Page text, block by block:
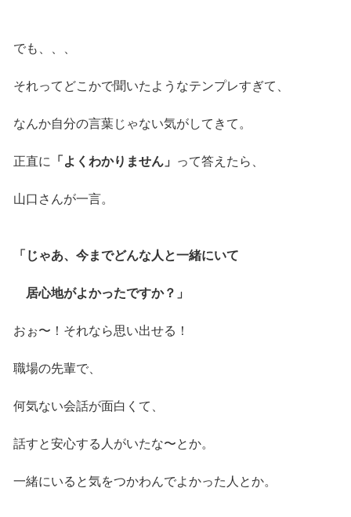
でも、、、
それってどこかで聞いたようなテンプレすぎて、
なんか自分の言葉じゃない気がしてきて。
正直に 「よくわかりません」 って答えたら、
山口さんが一言。
「じゃあ、今までどんな人と一緒にいて
居心地がよかったですか？」
おぉ〜！それなら思い出せる！
職場の先輩で、
何気ない会話が面白くて、
話すと安心する人がいたな〜とか。
一緒にいると気をつかわんでよかった人とか。